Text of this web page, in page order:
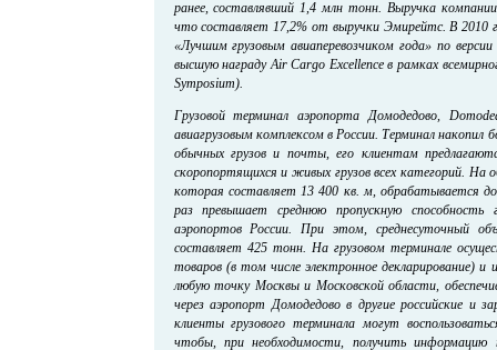
ранее, составлявший 1,4 млн тонн. Выручка
что составляет 17,2% от выручки Эмирейтс. В 2010
«Лучшим грузовым авиаперевозчиком года» по
высшую награду Air Cargo Excellence в рамках
Symposium).
Грузовой терминал аэропорта Домодедово,
авиагрузовым комплексом в России. Терминал
обычных грузов и почты, его клиентам
скоропортящихся и живых грузов всех категорий. На
которая составляет 13 400 кв. м, обрабатывается
раз превышает среднюю пропускную способность
аэропортов России. При этом, среднесуточный
составляет 425 тонн. На грузовом терминале
товаров (в том числе электронное декларирование)
любую точку Москвы и Московской области,
через аэропорт Домодедово в другие российские и
клиенты грузового терминала могут
чтобы, при необходимости, получить информацию